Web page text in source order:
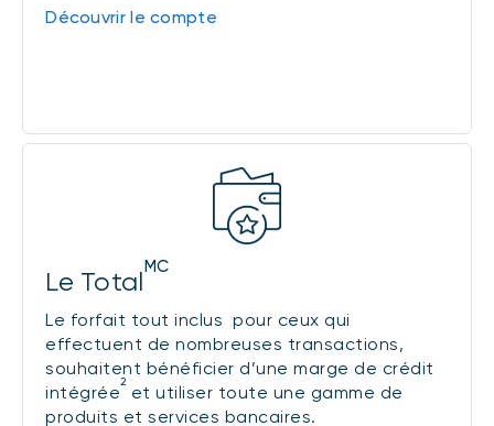
Découvrir le compte
Le TotalMC
Le forfait tout inclus pour ceux qui
effectuent de nombreuses transactions,
souhaitent bénéficier d’une marge de crédit
intégrée2 et utiliser toute une gamme de
produits et services bancaires.